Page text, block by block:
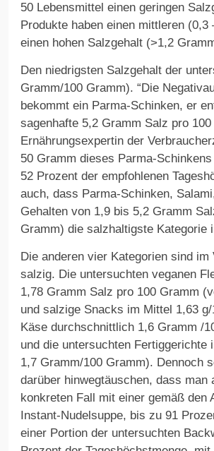
50 Lebensmittel einen geringen
Produkte haben einen mittleren
einen hohen Salzgehalt (>1,2
Den niedrigsten Salzgehalt der
Gramm/100 Gramm). “Die
bekommt ein Parma-Schinken, er
sagenhafte 5,2 Gramm Salz pro
Ernährungsexpertin der
50 Gramm dieses Parma-
52 Prozent der empfohlenen
auch, dass Parma-Schinken,
Gehalten von 1,9 bis 5,2 Gramm
Gramm) die salzhaltigste Kategorie
Die anderen vier Kategorien sind
salzig. Die untersuchten veganen
1,78 Gramm Salz pro 100 Gramm
und salzige Snacks im Mittel 1,63
Käse durchschnittlich 1,6 Gramm /
und die untersuchten
1,7 Gramm/100 Gramm). Dennoch
darüber hinwegtäuschen, dass
konkreten Fall mit einer gemäß den
Instant-Nudelsuppe, bis zu 91
einer Portion der untersuchten